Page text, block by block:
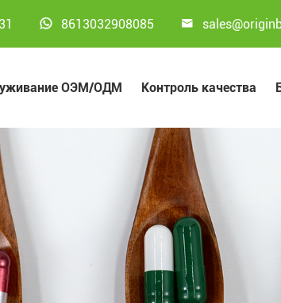
 8613032908085 
ОЭМ/ОДМ Контроль качества